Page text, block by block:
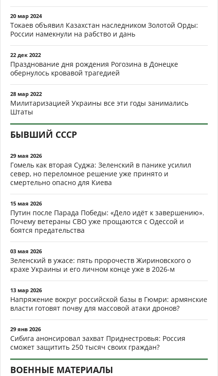
20 мар 2024
Токаев объявил Казахстан наследником Золотой Орды:
России намекнули на рабство и дань
22 дек 2022
Празднование дня рождения Рогозина в Донецке
обернулось кровавой трагедией
28 мар 2022
Милитаризацией Украины все эти годы занимались
Штаты
БЫВШИЙ СССР
29 мая 2026
Гомель как вторая Суджа: Зеленский в панике усилил
север, но переломное решение уже принято и
смертельно опасно для Киева
15 мая 2026
Путин после Парада Победы: «Дело идёт к завершению».
Почему ветераны СВО уже прощаются с Одессой и
боятся предательства
03 мая 2026
Зеленский в ужасе: пять пророчеств Жириновского о
крахе Украины и его личном конце уже в 2026-м
13 мар 2026
Напряжение вокруг российской базы в Гюмри: армянские
власти готовят почву для массовой атаки дронов?
29 янв 2026
Сибига анонсировал захват Приднестровья: Россия
сможет защитить 250 тысяч своих граждан?
ВОЕННЫЕ МАТЕРИАЛЫ